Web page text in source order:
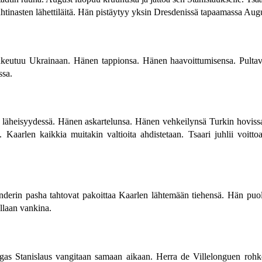
lähettiläitä. Hän pistäytyy yksin Dresdenissä tapaamassa
Ukrainaan. Hänen tappionsa. Hänen haavoittumisensa.
Hänen askartelunsa. Hänen vehkeilynsä Turkin
kaikkia muitakin valtioita ahdistetaan. Tsaari juhlii
pasha tahtovat pakoittaa Kaarlen lähtemään tiehensä. Hän
vankina.
Stanislaus vangitaan samaan aikaan. Herra de Villelonguen